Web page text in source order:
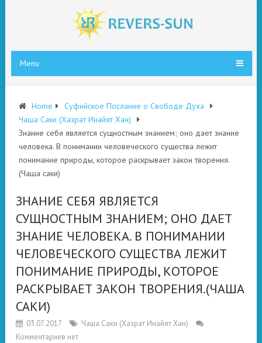
Menu
Home
Суфийское Послание о Свободе Духа
Чаша Саки (Хазрат Инайят Хан)
Знание себя является сущностным знанием; оно дает знание
человека. В понимании человеческого существа лежит
понимание природы, которое раскрывает закон творения.
(Чаша саки)
ЗНАНИЕ СЕБЯ ЯВЛЯЕТСЯ
СУЩНОСТНЫМ ЗНАНИЕМ; ОНО ДАЕТ
ЗНАНИЕ ЧЕЛОВЕКА. В ПОНИМАНИИ
ЧЕЛОВЕЧЕСКОГО СУЩЕСТВА ЛЕЖИТ
ПОНИМАНИЕ ПРИРОДЫ, КОТОРОЕ
РАСКРЫВАЕТ ЗАКОН ТВОРЕНИЯ.(ЧАША
САКИ)
03.07.2017
Чаша Саки (Хазрат Инайят Хан)
Комментариев нет